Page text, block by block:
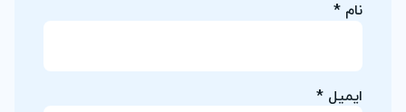
نام *
ایمیل *